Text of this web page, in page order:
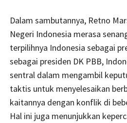
Dalam sambutannya, Retno
Negeri Indonesia merasa
terpilihnya Indonesia sebagai
sebagai presiden DK PBB,
sentral dalam mengambil
taktis untuk menyelesaikan
kaitannya dengan konflik di
Hal ini juga menunjukkan